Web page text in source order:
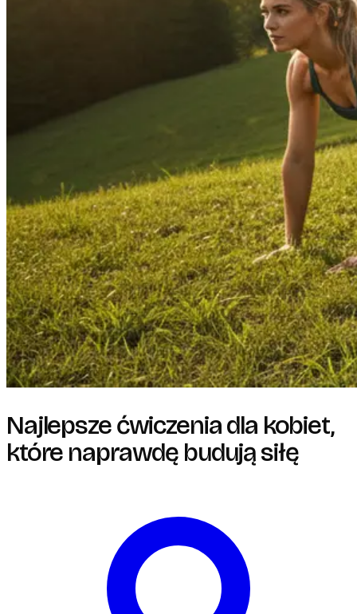
Najlepsze ćwiczenia dla kobiet,
które naprawdę budują siłę